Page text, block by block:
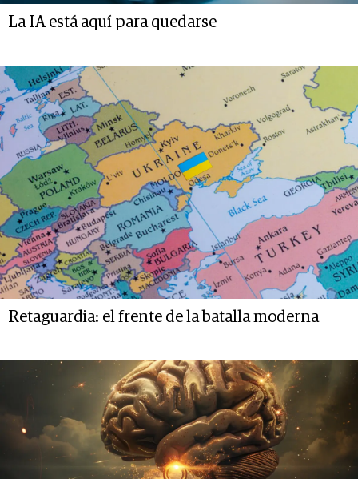
La IA está aquí para quedarse
Retaguardia: el frente de la batalla moderna